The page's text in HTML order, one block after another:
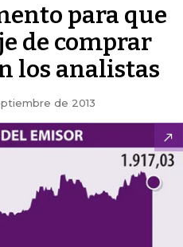
para que
de comprar
los analistas
de 2013